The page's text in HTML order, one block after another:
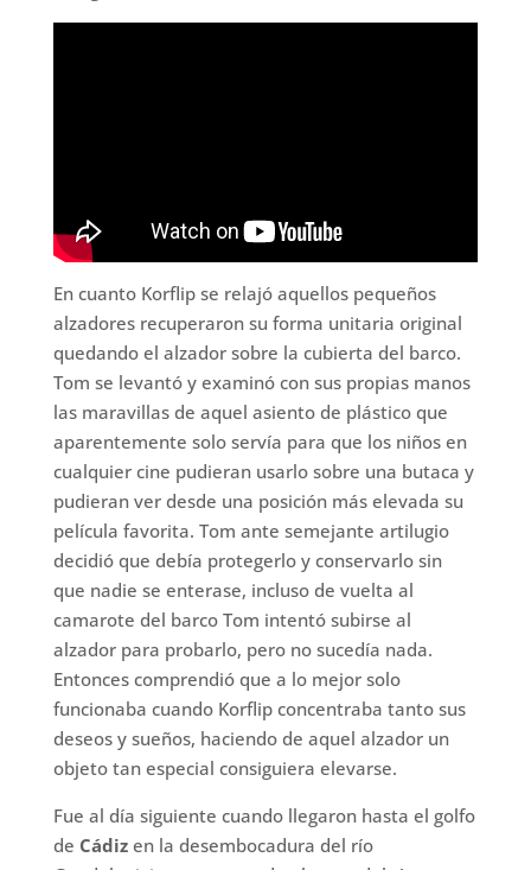
En cuanto Korflip se relajó aquellos pequeños
alzadores recuperaron su forma unitaria original
quedando el alzador sobre la cubierta del barco.
Tom se levantó y examinó con sus propias manos
las maravillas de aquel asiento de plástico que
aparentemente solo servía para que los niños en
cualquier cine pudieran usarlo sobre una butaca y
pudieran ver desde una posición más elevada su
película favorita. Tom ante semejante artilugio
decidió que debía protegerlo y conservarlo sin
que nadie se enterase, incluso de vuelta al
camarote del barco Tom intentó subirse al
alzador para probarlo, pero no sucedía nada.
Entonces comprendió que a lo mejor solo
funcionaba cuando Korflip concentraba tanto sus
deseos y sueños, haciendo de aquel alzador un
objeto tan especial consiguiera elevarse.
Fue al día siguiente cuando llegaron hasta el golfo
de Cádizen la desembocadura del río